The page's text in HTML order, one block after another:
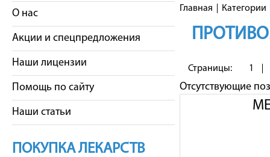
О нас
Акции и спецпредложения
Наши лицензии
Помощь по сайту
Наши статьи
ПОКУПКА ЛЕКАРСТВ
Главная Категории
Страницы: 1
Отсутствующие